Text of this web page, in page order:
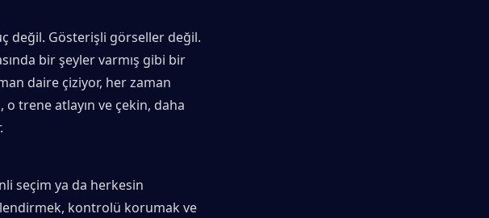
değil. Gösterişli görseller değil.
bir şeyler varmış gibi bir
daire çiziyor, her zaman
o trene atlayın ve çekin, daha
seçim ya da herkesin
kontrolü korumak ve